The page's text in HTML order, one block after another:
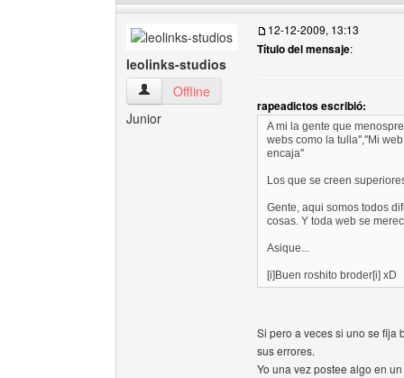
leolinks-studios
leolinks-studios Ver perfil del usuario
Offline
Junior
12-12-2009, 13:13
Título del mensaje:
rapeadictos escribió:
A mi la gente que
webs como la tulla'',''Mi
encaja''
Los que se creen
Gente, aqui somos todos
cosas. Y toda web se
Asique...
[i]Buen roshito broder[i] xD
Si pero a veces si uno se fija
sus errores.
Yo una vez postee algo en